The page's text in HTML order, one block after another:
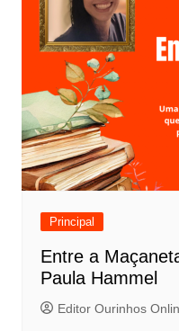
Principal
Entre a
Paula Hammel
Editor Ourinhos